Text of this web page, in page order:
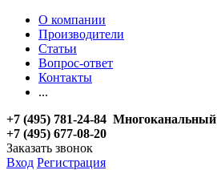
О компании
Производители
Статьи
Вопрос-ответ
Контакты
...
+7 (495) 781-24-84 Многоканальный
+7 (495) 677-08-20
Заказать звонок
Вход Регистрация